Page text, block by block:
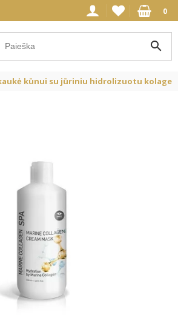
0
search
kūnui su jūriniu hidrolizuotu